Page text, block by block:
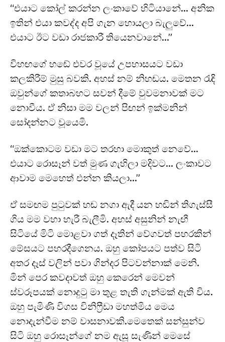
“එයාට කෝල් කරන්න ලංකාවේ හිටියානේ… අනික
ඉතින් එයා කවද්ද අපි ගැන හොයලා බැලුවේ…
එයාට ඊට වඩා රාජකාරී තියෙනවානේ…”
විහඟගේ හඬේ එවර වූයේ උපහාසයට වඩා
කලකිරීම් මුසු බවකි. අහස් නම් නිහඬය. මෙතන රැඳි
ඔවුන්ගේ කතාබහට සවන් දීමේ වුවමනාවක් මට
නොවීය. ඒ නිසා මම වලන් පිඟන් ඉක්මනින්
සෝදන්නට වූයෙමි.
“ඔක්කොටම වඩා මට තරහා මොකුත් නෙවේ…
එයාට රොසෑන් වත් මුණ ගැහිලා මදිවට… ලංකාවට
ආවාම මෙහෙත් එන්න කියලා…”
ඒ සමඟම පුටුවක් හඬ නගා ඇදී යන හඬින් තිගැස්සී
ගිය මම වහා හැරී බැලීමි. අහස් අසුනින් නැඟී
සිටියේ මිටි මොළවා ගත් දෑතින් වේගවත් පහරකින්
මේසයට පහරදීගෙනය. ඔහු කෝපයට පත්ව සිටි
අතර දෑස් වලින් පවා ගින්දර පිටවන්නාක් මෙනි.
මින් පෙර කවදාවත් ඔහු කෙරෙන් මෙවන්
ස්වරූපයක් නොදුටු මා තුළ තැති ගැන්මක් ඇති විය.
ඔහු පැමිණි විගස විනිෆ්‍රීඩා මහත්මිය මෙය
නොදැන්වීම නම් වාසනාවකි.මෙතෙක් සන්සුන්ව
සිටි ඔහු රොසෑන්ගේ නම ඇසූ සැණින් මෙසේ